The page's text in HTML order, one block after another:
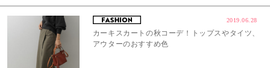
2019.06.28
カーキスカートの秋コーデ！トップスやタイツ、
アウターのおすすめ色